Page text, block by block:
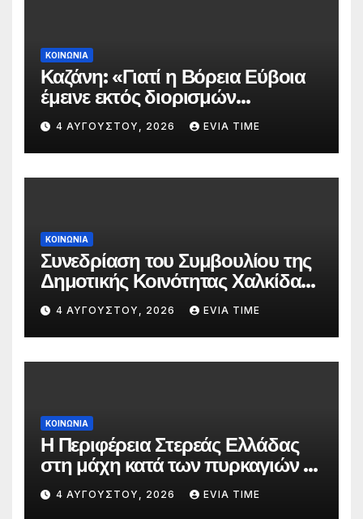
ΚΟΙΝΩΝΙΑ
Καζάνη: «Γιατί η Βόρεια Εύβοια
έμεινε εκτός διορισμών
δασκάλων;»
4 ΑΥΓΟΎΣΤΟΥ, 2026 EVIA TIME
ΚΟΙΝΩΝΙΑ
Συνεδρίαση του Συμβουλίου της
Δημοτικής Κοινότητας Χαλκίδας
την 5 Αυγούστου
4 ΑΥΓΟΎΣΤΟΥ, 2026 EVIA TIME
ΚΟΙΝΩΝΙΑ
Η Περιφέρεια Στερεάς Ελλάδας
στη μάχη κατά των πυρκαγιών –
Δράσεις και στήριξη σε πέντε
περιφερειακές ενότητες
4 ΑΥΓΟΎΣΤΟΥ, 2026 EVIA TIME